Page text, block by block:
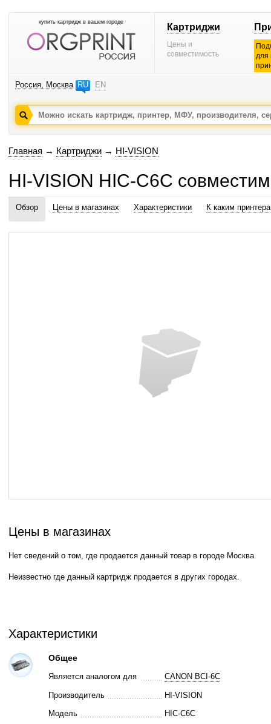
купить картридж в вашем городе Картриджи
Цены и
совместимость
для
Россия, Москва RU EN
Главная → Картриджи → HI-VISION
HI-VISION HIC-C6C
Обзор Цены в магазинах Характеристики К каким
Цены в магазинах
Нет сведений о том, где продается данный товар в городе Москва.
Неизвестно где данный картридж продается в других городах.
Характеристики
Общее
Является аналогом для CANON BCI-6C
Производитель
HI-VISION
Модель
HIC-C6C